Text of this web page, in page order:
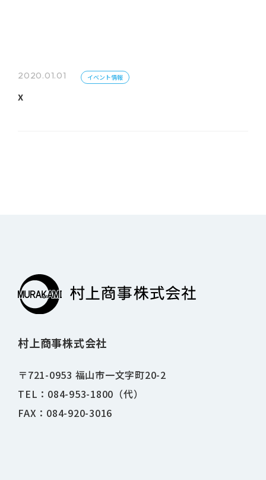
2020.01.01 イベント情報
x
村上商事株式会社
〒721-0953 福山市一文字町20-2
TEL：084-953-1800（代）
FAX：084-920-3016